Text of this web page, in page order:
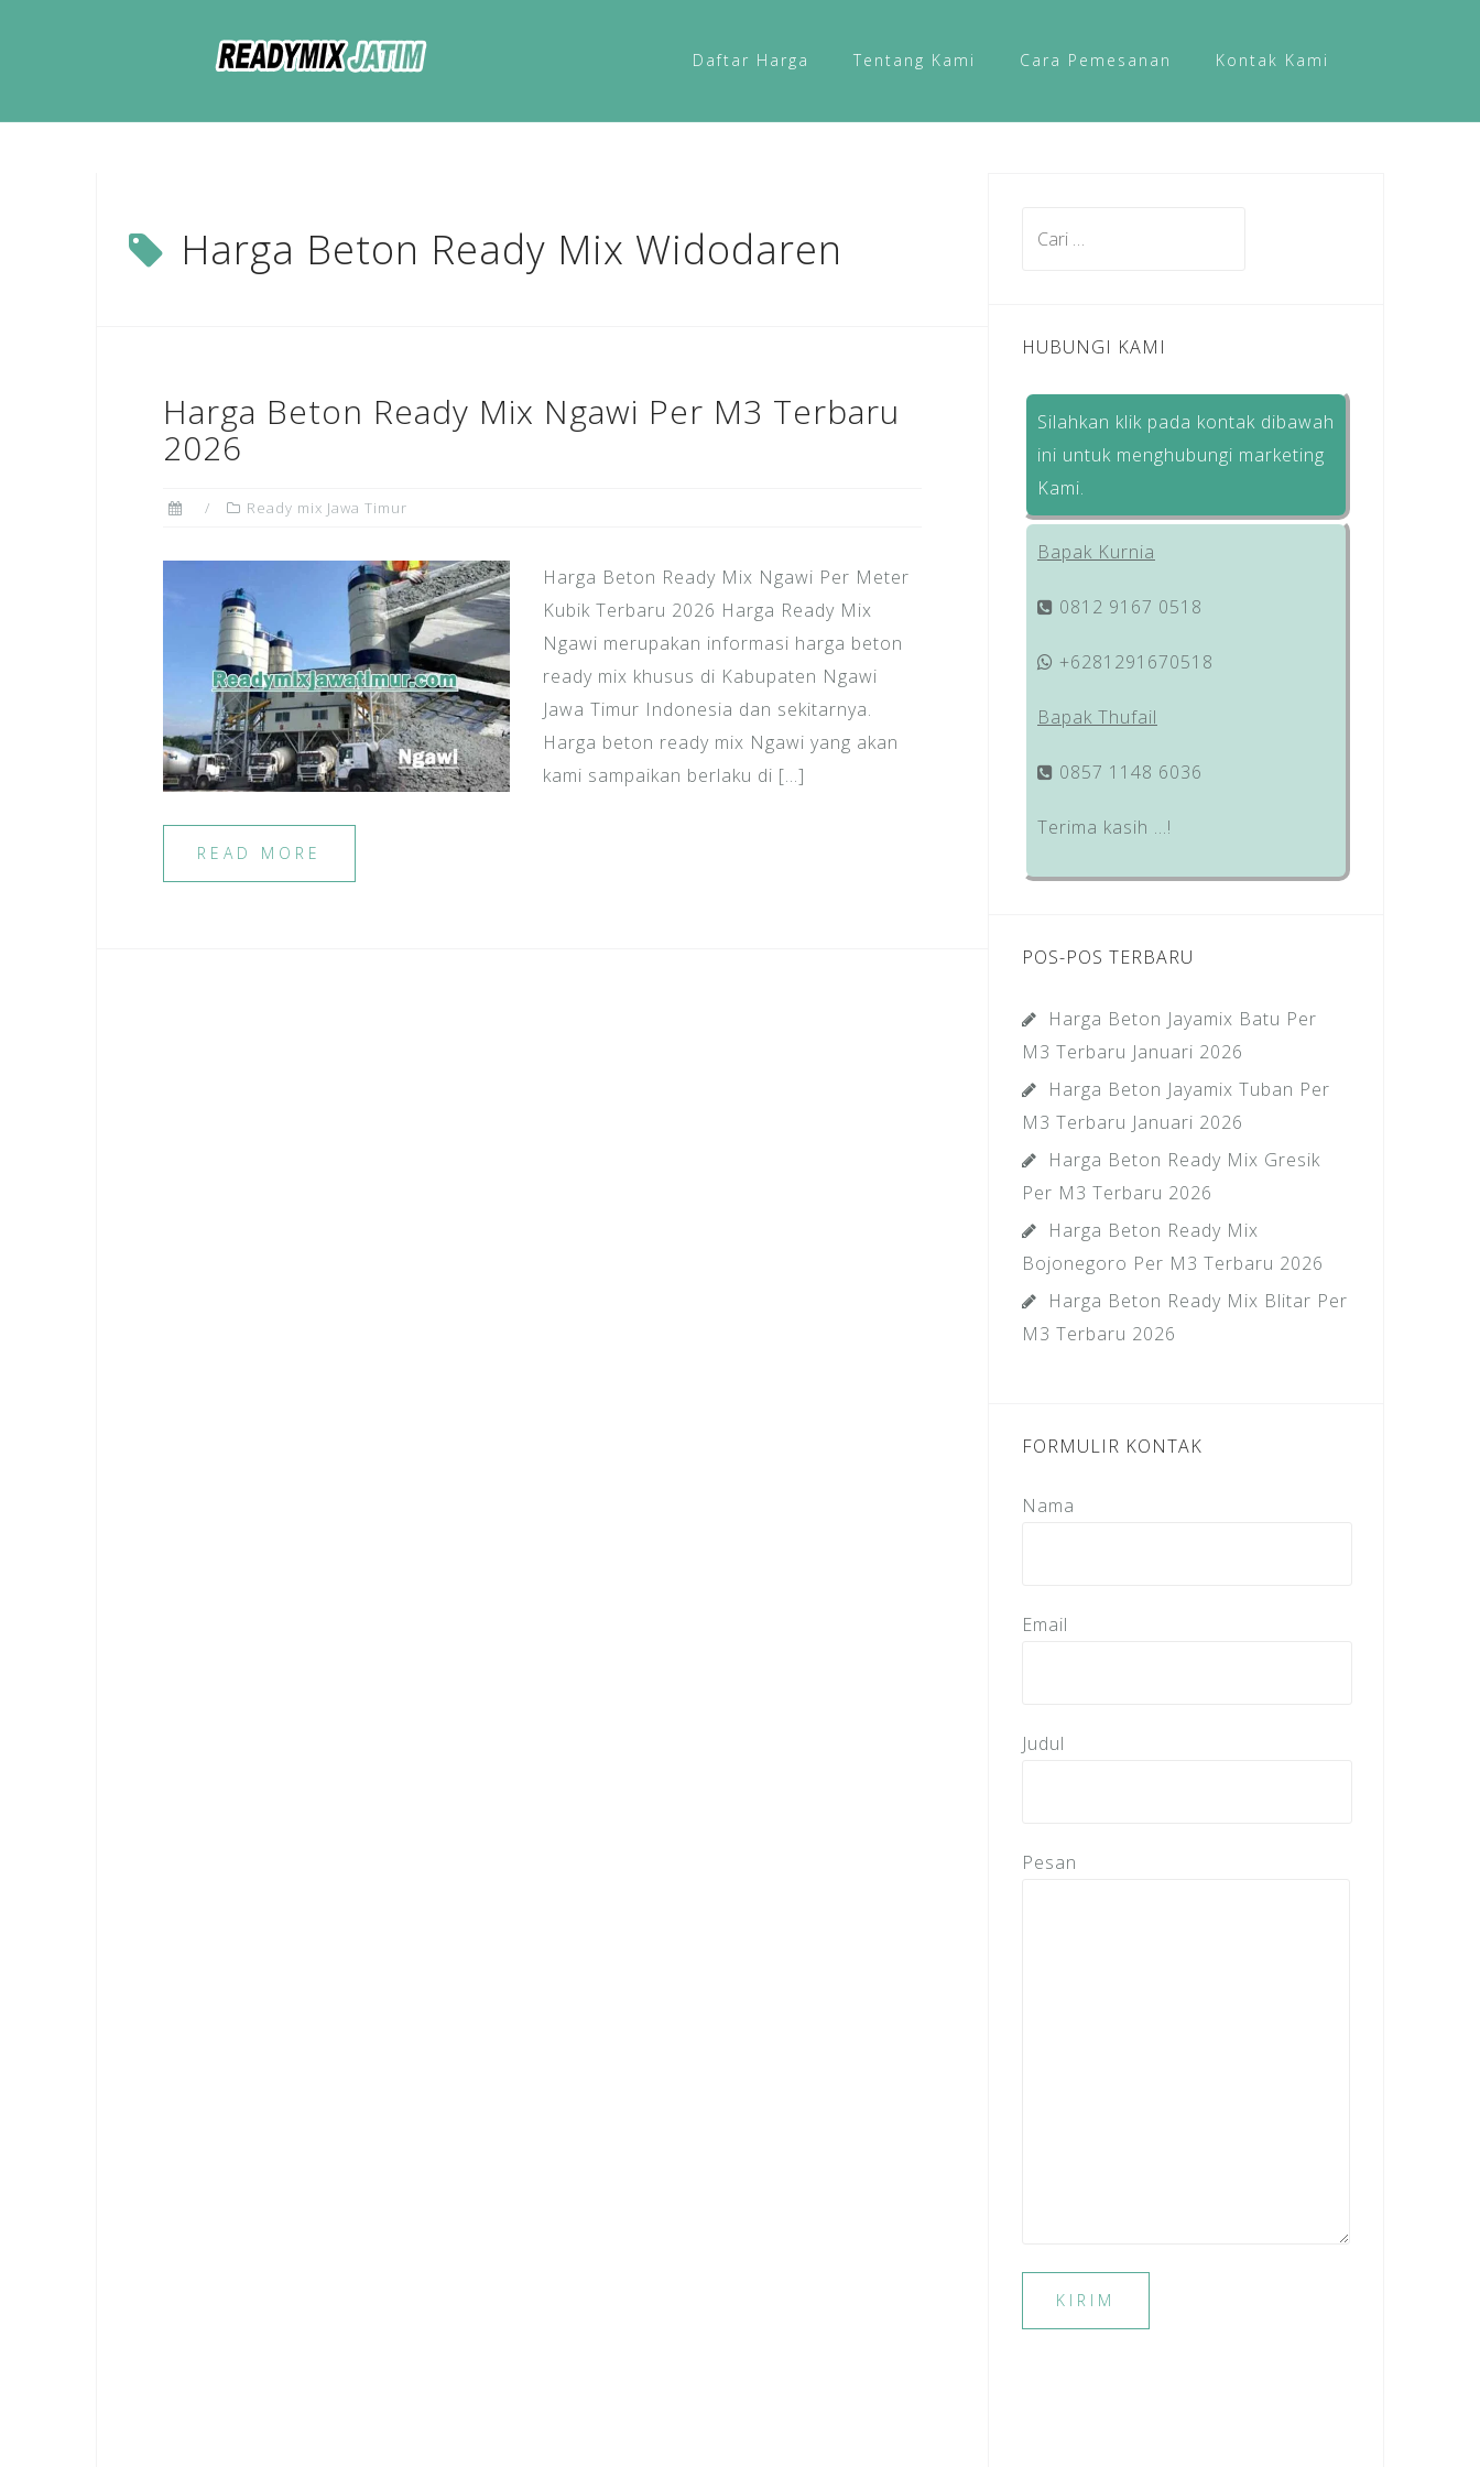
Daftar Harga Tentang Kami Cara Pemesanan Kontak Kami
Harga Beton Ready Mix Widodaren
Harga Beton Ready Mix Ngawi Per M3 Terbaru
2026
Ready mix Jawa Timur
Harga Beton Ready Mix Ngawi Per Meter
Kubik Terbaru 2026 Harga Ready Mix
Ngawi merupakan informasi harga beton
ready mix khusus di Kabupaten Ngawi
Jawa Timur Indonesia dan sekitarnya.
Harga beton ready mix Ngawi yang akan
kami sampaikan berlaku di […]
READ MORE
HUBUNGI KAMI
Silahkan klik pada kontak dibawah
ini untuk menghubungi marketing
Kami.
Bapak Kurnia
0812 9167 0518
+6281291670518
Bapak Thufail
0857 1148 6036
Terima kasih …!
POS-POS TERBARU
Harga Beton Jayamix Batu Per
M3 Terbaru Januari 2026
Harga Beton Jayamix Tuban Per
M3 Terbaru Januari 2026
Harga Beton Ready Mix Gresik
Per M3 Terbaru 2026
Harga Beton Ready Mix
Bojonegoro Per M3 Terbaru 2026
Harga Beton Ready Mix Blitar Per
M3 Terbaru 2026
FORMULIR KONTAK
Nama
Email
Judul
Pesan